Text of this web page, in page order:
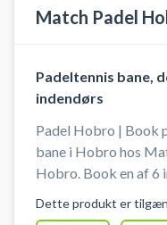
parkering ved
på Hellebarden 2,
J.
Match Padel
Padeltennis bane,
indendørs
Padel Hobro | Book
bane i Hobro hos
Hobro. Book en af 6
padel tennis i Hobro
Dette produkt er